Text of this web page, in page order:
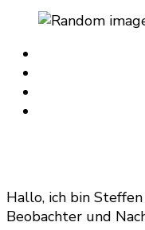
Hallo, ich bin
Beobachter und